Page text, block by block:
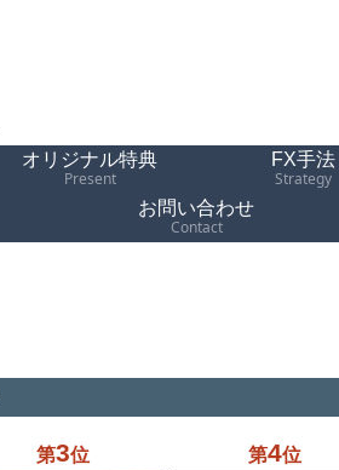
オリジナル特典
Present
FX手法
Strategy
お問い合わせ
Contact
第3位 第4位